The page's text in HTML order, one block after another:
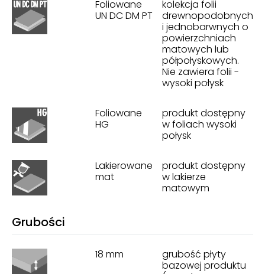
Foliowane
UN DC DM PT
kolekcja folii
drewnopodobnych
i jednobarwnych o
powierzchniach
matowych lub
półpołyskowych.
Nie zawiera folii -
wysoki połysk
Foliowane
HG
produkt dostępny
w foliach wysoki
połysk
Lakierowane
mat
produkt dostępny
w lakierze
matowym
Grubości
18 mm
grubość płyty
bazowej produktu